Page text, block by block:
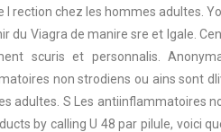
l rection chez les hommes adultes.
du Viagra de manire sre et lgale.
scuris et personnalis.
non strodiens ou ains sont
adultes. S Les antiinflammatoires
by calling U 48 par pilule, voici